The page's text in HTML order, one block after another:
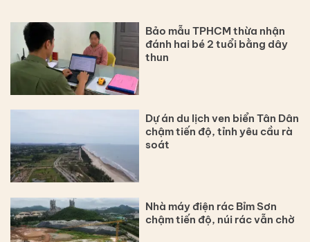
Bảo mẫu TPHCM thừa nhận
đánh hai bé 2 tuổi bằng dây
thun
Dự án du lịch ven biển Tân Dân
chậm tiến độ, tỉnh yêu cầu rà
soát
Nhà máy điện rác Bỉm Sơn
chậm tiến độ, núi rác vẫn chờ